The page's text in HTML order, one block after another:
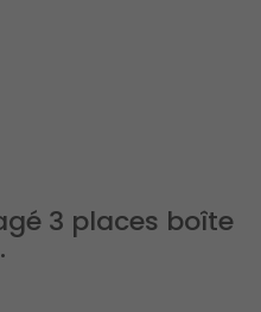
3 places boîte